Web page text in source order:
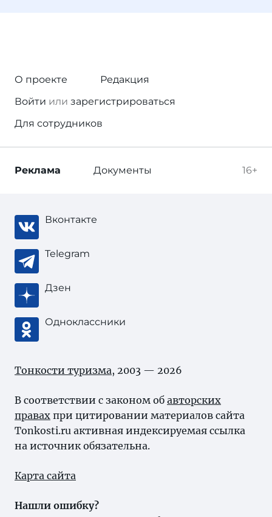
О проекте
Редакция
Войти или зарегистрироваться
Для сотрудников
16+
Реклама Документы
Вконтакте
Telegram
Дзен
Одноклассники
Тонкости туризма, 2003 — 2026
В соответствии с законом об авторских
правах при цитировании материалов сайта
Tonkosti.ru активная индексируемая ссылка
на источник обязательна.
Карта сайта
Нашли ошибку?